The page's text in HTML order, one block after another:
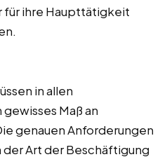
ihre Haupttätigkeit
in allen
Maß an
genauen Anforderungen
Art der Beschäftigung